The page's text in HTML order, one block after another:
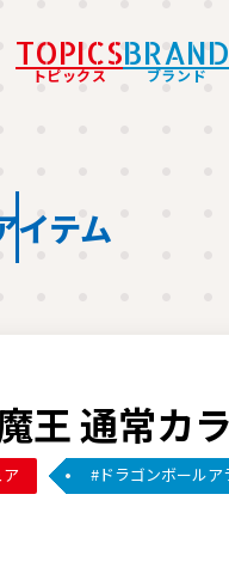
TOPICS
トピックス
BRAND
ブランド
イテム
王 通常カ
ドラゴンボールア